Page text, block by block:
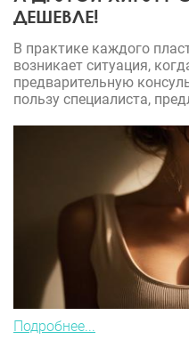
ДЕШЕВЛЕ!
В практике каждого
возникает ситуация,
предварительную
пользу специалиста,
Подробнее...